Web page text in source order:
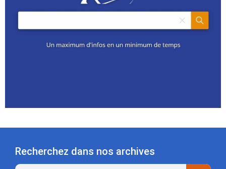
Recherchez dans nos archives